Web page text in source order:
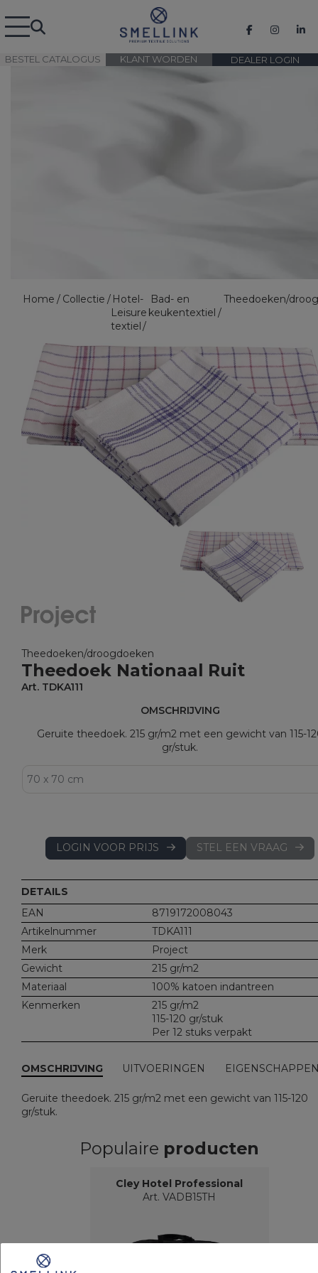
BESTEL CATALOGUS DEALER LOGIN
KLANT WORDEN
Home Collectie
Hotel-
Leisure
textiel
Bad- en
keukentextiel
Theedoeken/
Theedoeken/droogdoeken
Theedoek Nationaal Ruit
Art. TDKA111
OMSCHRIJVING
Geruite theedoek. 215 gr/m2 met een gewicht van 115-
gr/stuk.
LOGIN VOOR PRIJS STEL EEN VRAAG
DETAILS
EAN
8719172008043
Artikelnummer
TDKA111
Merk
Project
Gewicht
215 gr/m2
Materiaal
100% katoen indantreen
Kenmerken
215 gr/m2
115-120 gr/stuk
Per 12 stuks verpakt
OMSCHRIJVING UITVOERINGEN
Geruite theedoek. 215 gr/m2 met een gewicht van 115-120
gr/stuk.
Populaire producten
Cley Hotel Professional
Art. VADB15TH